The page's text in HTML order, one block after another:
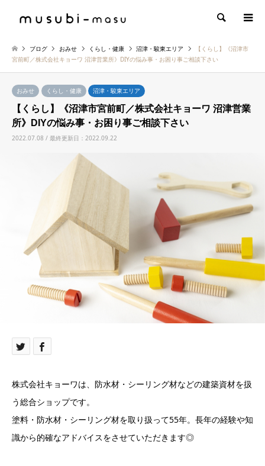
検索
ブログ おみせ くらし・健康 沼津・駿東エリア
【くらし】《沼津市
宮前町／株式会社キョーワ 沼津営業所》DIYの悩み事・お困り事ご相談下さい
おみせ くらし・健康 沼津・駿東エリア
【くらし】《沼津市宮前町／株式会社キョーワ 沼津営業
所》DIYの悩み事・お困り事ご相談下さい
2022.07.08 / 最終更新日：2022.09.22
株式会社キョーワは、防水材・シーリング材などの建築資材を扱
う総合ショップです。
塗料・防水材・シーリング材を取り扱って55年。長年の経験や知
識から的確なアドバイスをさせていただきます◎